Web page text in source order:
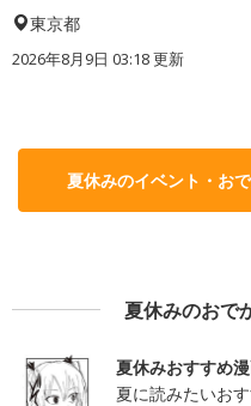
東京都
2026年8月9日 03:18更新
夏休みのイベント・お
夏休みのおで
夏休みおすすめ
夏に読みたいお